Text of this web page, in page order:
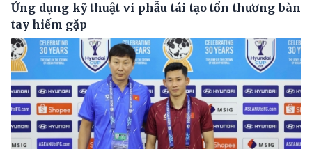
Ứng dụng kỹ thuật vi phẫu tái tạo tổn thương bàn
tay hiếm gặp